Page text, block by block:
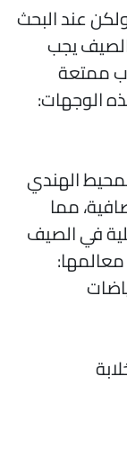
عند البحث
يجب
ممتعة
الوجهات:
الهندي
مما
في الصيف